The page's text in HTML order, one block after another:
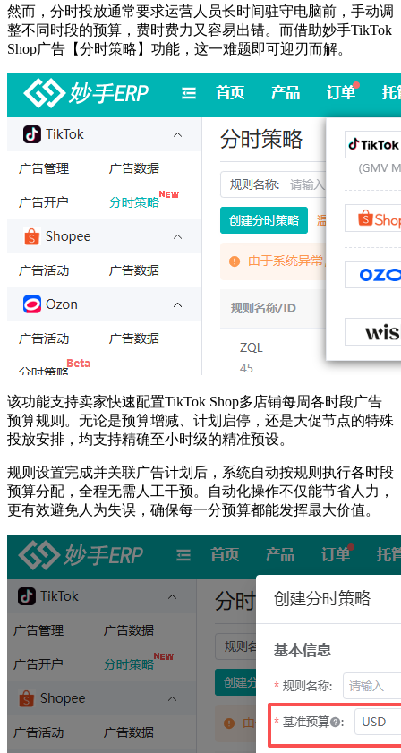
然而，分时投放通常要求运营人员长时间驻守电脑前，手动调
整不同时段的预算，费时费力又容易出错。而借助妙手TikTok
Shop广告【分时策略】功能，这一难题即可迎刃而解。
该功能支持卖家快速配置TikTok Shop多店铺每周各时段广告
预算规则。无论是预算增减、计划启停，还是大促节点的特殊
投放安排，均支持精确至小时级的精准预设。
规则设置完成并关联广告计划后，系统自动按规则执行各时段
预算分配，全程无需人工干预。自动化操作不仅能节省人力，
更有效避免人为失误，确保每一分预算都能发挥最大价值。